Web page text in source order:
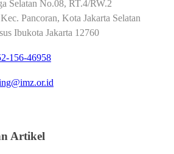
Selatan No.08, RT.4/RW.2
Pancoran, Kota Jakarta Selatan
Ibukota Jakarta 12760
156-46958
Artikel